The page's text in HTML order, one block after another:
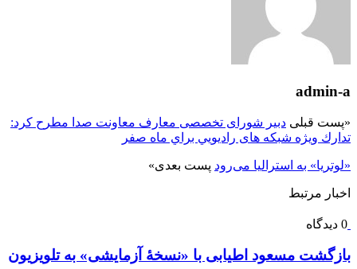
admin-a
«پست قبلی دبیر شورای تخصصی معارف معاونت صدا مطرح کرد:
تدارك ويژه شبكه های راديويي براي ماه صفر
«لوتریا» به استرالیا می‌رود پست بعدی»
اخبار مرتبط
0 دیدگاه
بازگشت مسعود اطیابی با «نسخهٔ آزمایشی» به تلویزیون